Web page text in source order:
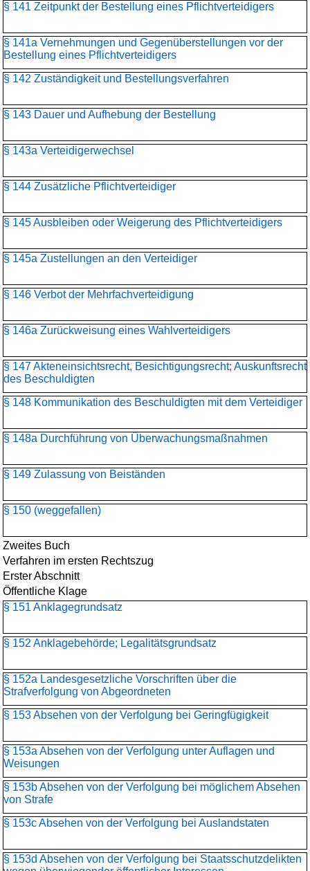
§ 141 Zeitpunkt der Bestellung eines Pflichtverteidigers
§ 141a Vernehmungen und Gegenüberstellungen vor der
Bestellung eines Pflichtverteidigers
§ 142 Zuständigkeit und Bestellungsverfahren
§ 143 Dauer und Aufhebung der Bestellung
§ 143a Verteidigerwechsel
§ 144 Zusätzliche Pflichtverteidiger
§ 145 Ausbleiben oder Weigerung des Pflichtverteidigers
§ 145a Zustellungen an den Verteidiger
§ 146 Verbot der Mehrfachverteidigung
§ 146a Zurückweisung eines Wahlverteidigers
§ 147 Akteneinsichtsrecht, Besichtigungsrecht; Auskunftsrecht
des Beschuldigten
§ 148 Kommunikation des Beschuldigten mit dem Verteidiger
§ 148a Durchführung von Überwachungsmaßnahmen
§ 149 Zulassung von Beiständen
§ 150 (weggefallen)
Zweites Buch
Verfahren im ersten Rechtszug
Erster Abschnitt
Öffentliche Klage
§ 151 Anklagegrundsatz
§ 152 Anklagebehörde; Legalitätsgrundsatz
§ 152a Landesgesetzliche Vorschriften über die
Strafverfolgung von Abgeordneten
§ 153 Absehen von der Verfolgung bei Geringfügigkeit
§ 153a Absehen von der Verfolgung unter Auflagen und
Weisungen
§ 153b Absehen von der Verfolgung bei möglichem Absehen
von Strafe
§ 153c Absehen von der Verfolgung bei Auslandstaten
§ 153d Absehen von der Verfolgung bei Staatsschutzdelikten